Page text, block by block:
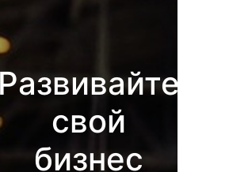
свой
бизнес